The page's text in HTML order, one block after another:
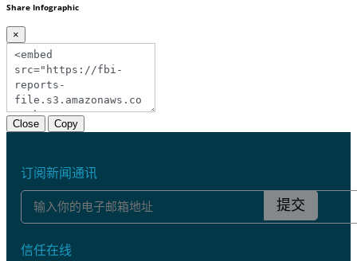
Share Infographic
×
Close Copy
订阅新闻通讯
提交
信任在线